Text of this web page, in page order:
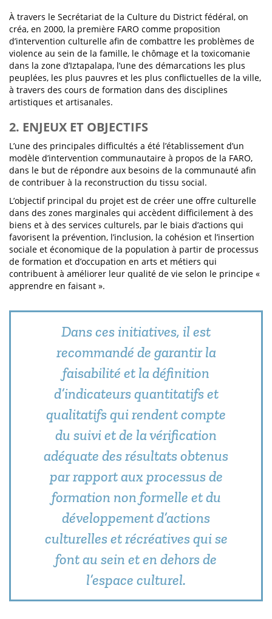
À travers le Secrétariat de la Culture du District fédéral, on
créa, en 2000, la première FARO comme proposition
d’intervention culturelle afin de combattre les problèmes de
violence au sein de la famille, le chômage et la toxicomanie
dans la zone d’Iztapalapa, l’une des démarcations les plus
peuplées, les plus pauvres et les plus conflictuelles de la ville,
à travers des cours de formation dans des disciplines
artistiques et artisanales.
2. ENJEUX ET OBJECTIFS
L’une des principales difficultés a été l’établissement d’un
modèle d’intervention communautaire à propos de la FARO,
dans le but de répondre aux besoins de la communauté afin
de contribuer à la reconstruction du tissu social.
L’objectif principal du projet est de créer une offre culturelle
dans des zones marginales qui accèdent difficilement à des
biens et à des services culturels, par le biais d’actions qui
favorisent la prévention, l’inclusion, la cohésion et l’insertion
sociale et économique de la population à partir de processus
de formation et d’occupation en arts et métiers qui
contribuent à améliorer leur qualité de vie selon le principe «
apprendre en faisant ».
Dans ces initiatives, il est
recommandé de garantir la
faisabilité et la définition
d’indicateurs quantitatifs et
qualitatifs qui rendent compte
du suivi et de la vérification
adéquate des résultats obtenus
par rapport aux processus de
formation non formelle et du
développement d’actions
culturelles et récréatives qui se
font au sein et en dehors de
l’espace culturel.